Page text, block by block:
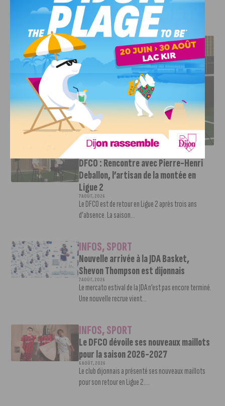
J'AIME LE DFCO
DFCO : RENCONTRE AVEC PIERRE-HENRI DEBALLON,
L’ARTISAN DE LA MONTÉE EN LIGUE 2
INFOS,SPORT
DFCO : Rencontre avec Pierre-Henri
Deballon, l’artisan de la montée en
Ligue 2
7 AOÛT, 2026
Le DFCO est de retour en Ligue 2 après trois ans
d’absence. La saison...
INFOS,SPORT
Nouvelle arrivée à la JDA Basket,
Shevon Thompson est dijonnais
7 AOÛT, 2026
Le mercato estival de la JDA n’est pas encore terminé.
Une nouvelle recrue vient...
INFOS,SPORT
Le DFCO dévoile ses nouveaux maillots
pour la saison 2026-2027
6 AOÛT, 2026
Le club dijonnais a présenté ses nouveaux maillots
pour son retour en Ligue 2....